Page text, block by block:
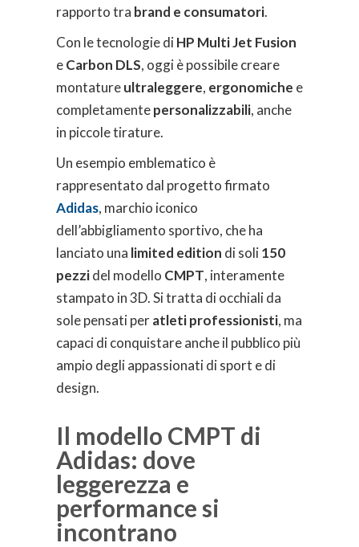
rapporto tra brand e consumatori.
Con le tecnologie diHP Multi Jet Fusion
eCarbon DLS, oggi è possibile creare
montatureultraleggere, ergonomiche e
completamentepersonalizzabili, anche
in piccole tirature.
Un esempio emblematico è
rappresentato dal progetto firmato
Adidas, marchio iconico
dell’abbigliamento sportivo, che ha
lanciato una limited edition di soli150
pezzidel modello CMPT, interamente
stampato in 3D. Si tratta di occhiali da
sole pensati peratleti professionisti, ma
capaci di conquistare anche il pubblico più
ampio degli appassionati di sport e di
design.
Il modello CMPT di
Adidas: dove
leggerezza e
performance si
incontrano